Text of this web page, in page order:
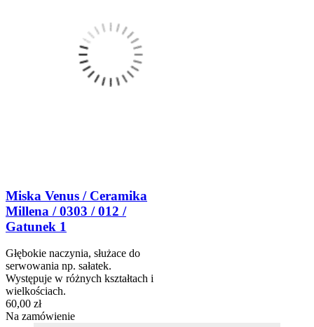
Miska Venus / Ceramika
Millena / 0303 / 012 /
Gatunek 1
Głębokie naczynia, służace do
serwowania np. sałatek.
Występuje w różnych kształtach i
wielkościach.
60,00 zł
Na zamówienie